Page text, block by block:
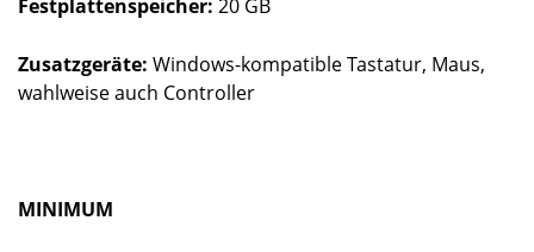
Festplattenspeicher: 20 GB
Zusatzgeräte: Windows-kompatible Tastatur, Maus,
wahlweise auch Controller
MINIMUM